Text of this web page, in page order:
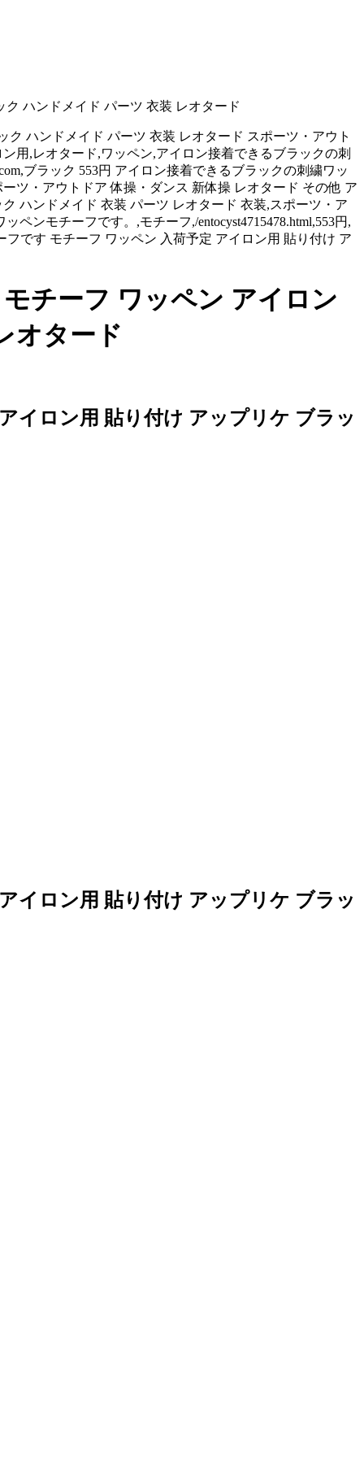
ハンドメイド パーツ 衣装 レオタード
ハンドメイド パーツ 衣装 レオタード スポーツ・アウト
用,レオタード,ワッペン,アイロン接着できるブラックの刺
ブラック 553円 アイロン接着できるブラックの刺繍ワッ
ツ・アウトドア 体操・ダンス 新体操 レオタード その他 ア
ハンドメイド 衣装 パーツ レオタード 衣装,スポーツ・ア
ンモチーフです。,モチーフ,/entocyst4715478.html,553円,
フです モチーフ ワッペン 入荷予定 アイロン用 貼り付け ア
チーフ ワッペン アイロン
オタード
イロン用 貼り付け アップリケ ブラッ
イロン用 貼り付け アップリケ ブラッ